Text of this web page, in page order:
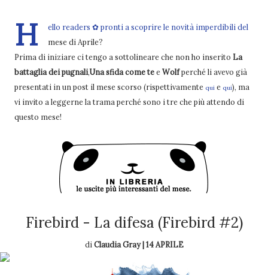
H
ello readers ✿ pronti a scoprire le novità imperdibili del
mese di Aprile?
Prima di iniziare ci tengo a sottolineare che non ho inserito La
battaglia dei pugnali,Una sfida come teeWolfperché li avevo già
presentati in un post il mese scorso (rispettivamente qui e qui), ma
vi invito a leggerne la trama perché sono i tre che più attendo di
questo mese!
Firebird - La difesa (Firebird #2)
di Claudia Gray | 14 APRILE